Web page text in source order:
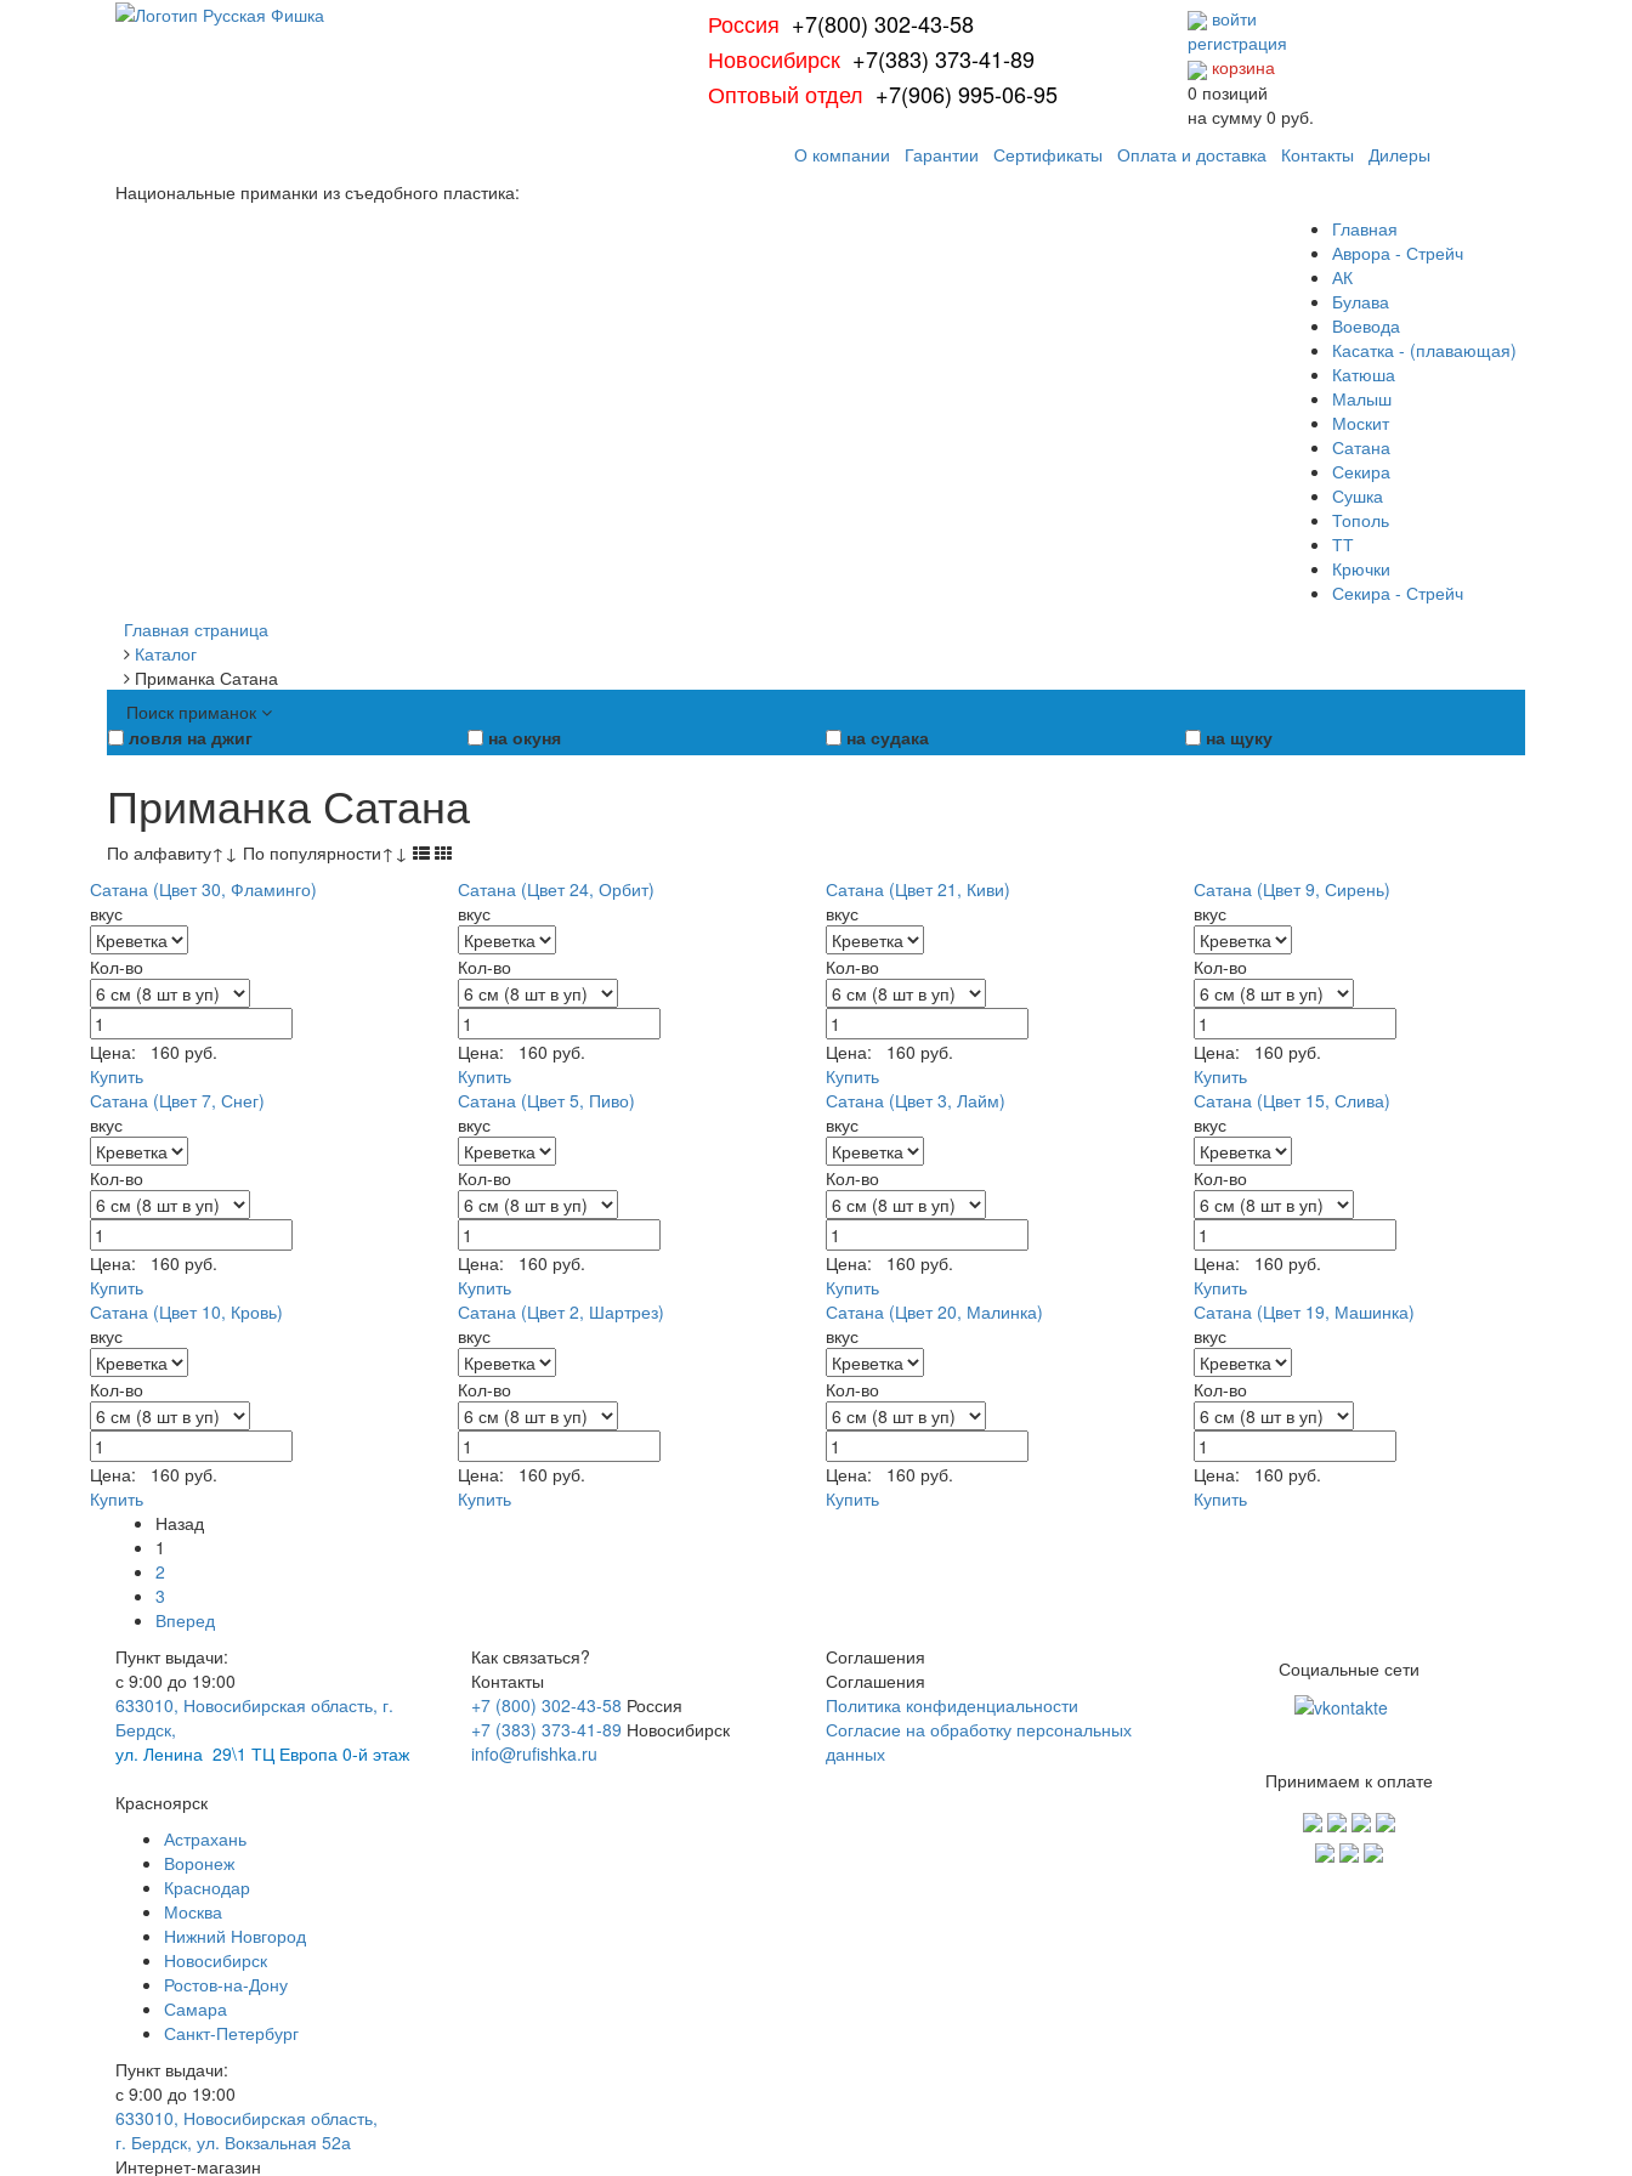
Россия +7(800) 302-43-58
Новосибирск +7(383) 373-41-89
Оптовый отдел +7(906) 995-06-95
войти
регистрация
корзина
0 позиций
на сумму 0 руб.
О компании
Гарантии Сертификаты Оплата и доставка Контакты
Дилеры
Национальные приманки из съедобного пластика:
Главная
Аврора - Стрейч
АК
Булава
Воевода
Касатка - (плавающая)
Катюша
Малыш
Москит
Сатана
Секира
Сушка
Тополь
ТТ
Крючки
Секира - Стрейч
Главная страница
Каталог
Приманка Сатана
Поиск приманок
ловля на джиг
на окуня на судака на щуку
Приманка Сатана
По алфавиту↑ ↓ По популярности↑ ↓
Сатана (Цвет 30, Фламинго)
вкус
Кол-во
Цена:
160 руб.
Купить
Сатана (Цвет 24, Орбит)
вкус
Кол-во
Цена:
160 руб.
Купить
Сатана (Цвет 21, Киви)
вкус
Кол-во
Цена:
160 руб.
Купить
Сатана (Цвет 9, Сирень)
вкус
Кол-во
Цена:
160 руб.
Купить
Сатана (Цвет 7, Снег)
вкус
Кол-во
Цена:
160 руб.
Купить
Сатана (Цвет 5, Пиво)
вкус
Кол-во
Цена:
160 руб.
Купить
Сатана (Цвет 3, Лайм)
вкус
Кол-во
Цена:
160 руб.
Купить
Сатана (Цвет 15, Слива)
вкус
Кол-во
Цена:
160 руб.
Купить
Сатана (Цвет 10, Кровь)
вкус
Кол-во
Цена:
160 руб.
Купить
Сатана (Цвет 2, Шартрез)
вкус
Кол-во
Цена:
160 руб.
Купить
Сатана (Цвет 20, Малинка)
вкус
Кол-во
Цена:
160 руб.
Купить
Сатана (Цвет 19, Машинка)
вкус
Кол-во
Цена:
160 руб.
Купить
Назад
1
2
3
Вперед
Пункт выдачи:
с 9:00 до 19:00
633010, Новосибирская область, г.
Бердск,
ул. Ленина 29\1 ТЦ Европа 0-й этаж
Красноярск
Астрахань
Воронеж
Краснодар
Москва
Нижний Новгород
Новосибирск
Ростов-на-Дону
Самара
Санкт-Петербург
Как связаться?
Контакты
+7 (800) 302-43-58 Россия
+7 (383) 373-41-89 Новосибирск
info@rufishka.ru
Соглашения
Соглашения
Политика конфиденциальности
Согласие на обработку персональных
данных
Социальные сети
Принимаем к оплате
Пункт выдачи:
с 9:00 до 19:00
633010, Новосибирская область,
г. Бердск, ул. Вокзальная 52а
Интернет-магазин